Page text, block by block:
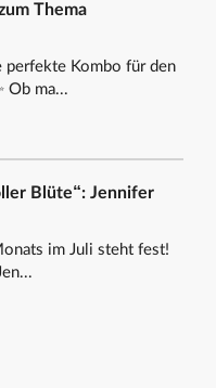
Thema
perfekte Kombo für den
Ob ma...
Blüte“: Jennifer
im Juli steht fest!